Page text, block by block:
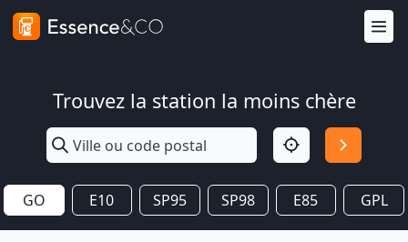
Trouvez la station la moins chère
GO E10 SP95 SP98 E85 GPL